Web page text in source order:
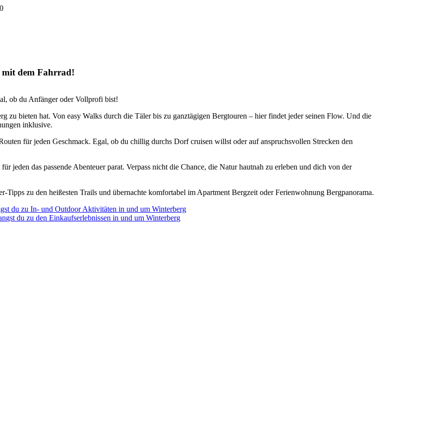
mit dem Fahrrad!
ob du Anfänger oder Vollprofi bist!
zu bieten hat. Von easy Walks durch die Täler bis zu ganztägigen Bergtouren – hier findet jeder seinen Flow. Und die
inklusive.
für jeden Geschmack. Egal, ob du chillig durchs Dorf cruisen willst oder auf anspruchsvollen Strecken den
jeden das passende Abenteuer parat. Verpass nicht die Chance, die Natur hautnah zu erleben und dich von der
zu den heißesten Trails und übernachte komfortabel im Apartment Bergzeit oder Ferienwohnung Bergpanorama.
du zu In- und Outdoor Aktivitäten in und um Winterberg
du zu den Einkaufserlebnissen in und um Winterberg